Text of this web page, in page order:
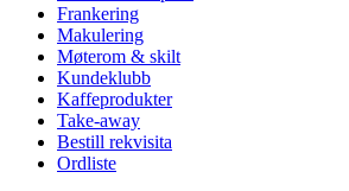
Frankering
Makulering
Møterom & skilt
Kundeklubb
Kaffeprodukter
Take-away
Bestill rekvisita
Ordliste